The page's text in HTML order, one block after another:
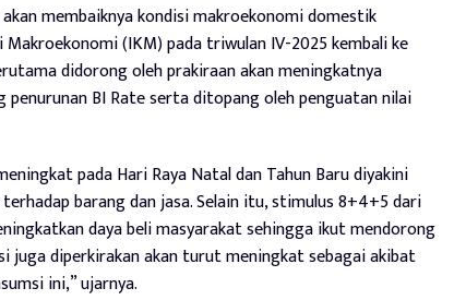
membaiknya kondisi makroekonomi domestik
Makroekonomi (IKM) pada triwulan IV-2025 kembali ke
didorong oleh prakiraan akan meningkatnya
BI Rate serta ditopang oleh penguatan nilai
pada Hari Raya Natal dan Tahun Baru diyakini
barang dan jasa. Selain itu, stimulus 8+4+5 dari
daya beli masyarakat sehingga ikut mendorong
juga diperkirakan akan turut meningkat sebagai akibat
ini,” ujarnya.